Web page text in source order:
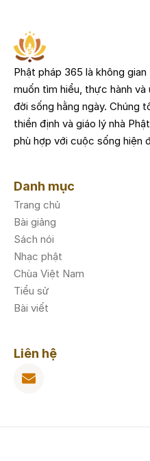
Phật pháp 365 là không
muốn tìm hiểu, thực hành
đời sống hằng ngày. Chúng
thiền định và giáo lý nhà
phù hợp với cuộc sống hiện
Danh mục
Trang chủ
Bài giảng
Sách nói
Nhạc phật
Chùa Việt Nam
Tiểu sử
Bài viết
Liên hệ